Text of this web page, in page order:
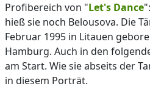
Profibereich von "Let's Dance
hieß sie noch Belousova. Die
Februar 1995 in Litauen
Hamburg. Auch in den
am Start. Wie sie abseits der
in diesem Porträt.